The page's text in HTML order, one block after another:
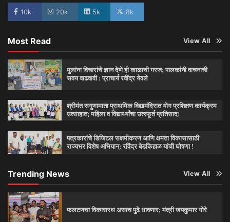
10k 20k 5k 8k
Most Read View All
मुलांना विचारांचे ज्ञान देणे ही काळाची गरज; पालकांनी वाचनाची
सवय वाढवावी : प्राचार्य रवींद्र येवले
श्रीमंत सगुणामाता प्राथमिक विद्यामंदिरात योग प्रशिक्षण कार्यक्रम
उत्साहात; महिला व विद्यार्थ्यांचा उत्स्फूर्त प्रतिसाद!
पत्रकारांचे डिजिटल सक्षमीकरण आणि क्षमता विकासासाठी
राज्यभर विशेष अभियान; रविंद्र बेडकिहाळ यांची घोषणा !
Trending News View All
फलटणचा विकासरथ असाच पुढे धावणार; मंत्री जयकुमार गोरे